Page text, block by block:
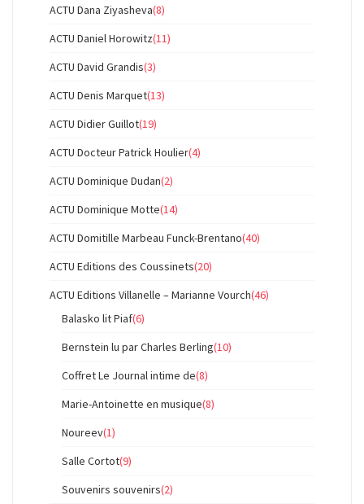
ACTU Dana Ziyasheva(8)
ACTU Daniel Horowitz(11)
ACTU David Grandis(3)
ACTU Denis Marquet(13)
ACTU Didier Guillot(19)
ACTU Docteur Patrick Houlier(4)
ACTU Dominique Dudan(2)
ACTU Dominique Motte(14)
ACTU Domitille Marbeau Funck-Brentano(40)
ACTU Editions des Coussinets(20)
ACTU Editions Villanelle – Marianne Vourch(46)
Balasko lit Piaf(6)
Bernstein lu par Charles Berling(10)
Coffret Le Journal intime de(8)
Marie-Antoinette en musique(8)
Noureev(1)
Salle Cortot(9)
Souvenirs souvenirs(2)